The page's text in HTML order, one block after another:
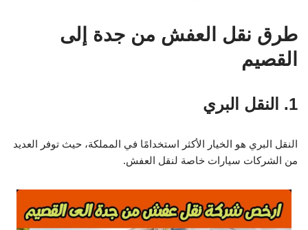
طرق نقل العفش من جدة إلى
القصيم
1. النقل البري
النقل البري هو الخيار الأكثر استخدامًا في المملكة، حيث توفر العديد
من الشركات سيارات خاصة لنقل العفش.